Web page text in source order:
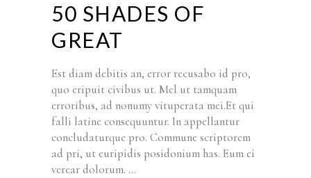
50 SHADES OF
GREAT
Est diam debitis an, error recusabo id pro,
quo eripuit civibus ut. Mel ut tamquam
erroribus, ad nonumy vituperata mei.Et qui
falli latine consequuntur. In appellantur
concludaturque pro. Commune scriptorem
ad pri, ut euripidis posidonium has. Eum ei
verear dolorum.